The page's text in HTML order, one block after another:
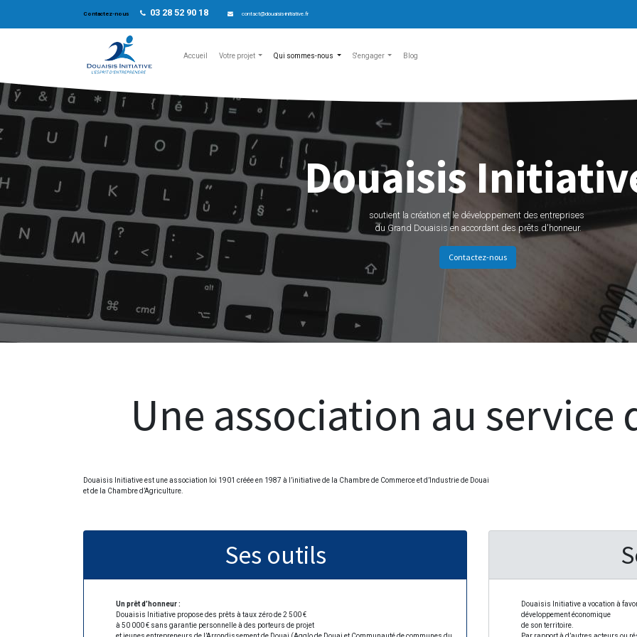
Contactez-nous 03 28 52 90 18 contact@douaisis-initiative.fr
Accueil Votre projet Qui sommes-nous S'engager Blog
Douaisis
soutient la création et le développement des entreprises
du Grand Douaisis en accordant des prêts d'honneur.
Contactez-nous
Une association au service
Douaisis Initiativeest une association loi 1901 créée en 1987 à l’initiative de la Chambre de Commerce et d’Industrie de Douai
et de la Chambre d’Agriculture.
Ses outils
Un prêt d’honneur :
Douaisis Initiative propose des prêts à taux zéro de 2 500 €
à 50 000 € sans garantie personnelle à des porteurs de projet
Douaisis Initiativea vocation à
développement économique
de son territoire.